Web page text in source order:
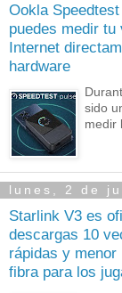
Ookla
puedes medir tu
Internet
hardware
sido
medir
lunes, 2 de
Starlink V3 es
descargas 10
rápidas y
fibra para los